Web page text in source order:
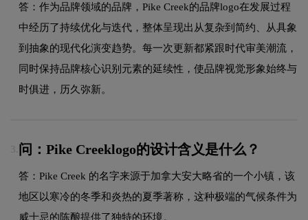
答：作为品牌领域的品牌，Pike Creek的品牌logo在发展过程
中经历了持续优化与迭代，整体呈现出从复杂到简约、从具象
到抽象的现代化演变趋势。每一次更新都紧跟时代审美潮流，
同时保持品牌核心识别元素的延续性，使品牌视觉形象始终与
时俱进，历久弥新。
3. 问：Pike Creeklogo的设计含义是什么？
答：Pike Creek 的名字来源于加拿大安大略省的一个小镇，该
地区以寒冷的冬季和炎热的夏季著称，这种极端的气候条件为
威士忌的陈酿提供了独特的环境。